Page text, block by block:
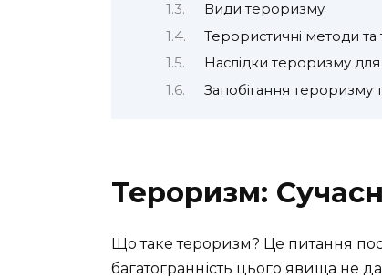
Види тероризму
Терористичні методи та
Наслідки тероризму для
Запобігання тероризму
Тероризм:
Що таке тероризм? Це питання
багатогранність цього явища не